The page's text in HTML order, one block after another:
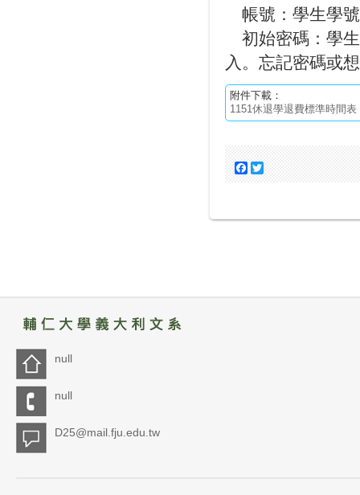
帳號：學生學號
初始密碼：學
入。忘記密碼或
附件下載：
1151休退學退費標準時間表
Facebook
null
null
D25@mail.fju.edu.tw